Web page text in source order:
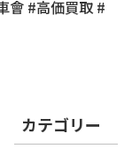
會 #高価買取 #
カテゴリー